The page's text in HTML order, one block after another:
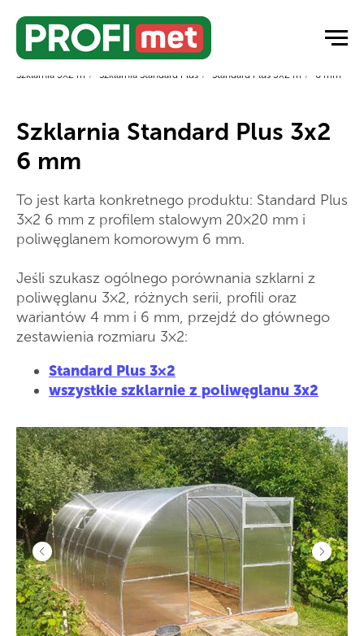
Strona główna Szklarnie ogrodowe / Szklarnie z poliwęglanu
Szklarnia 3×2 m / Szklarnia Standard Plus / Standard Plus 3×2 m / 6 mm
Szklarnia Standard Plus 3x2
6 mm
To jest karta konkretnego produktu: Standard Plus
3×2 6 mm z profilem stalowym 20×20 mm i
poliwęglanem komorowym 6 mm.
Jeśli szukasz ogólnego porównania szklarni z
poliwęglanu 3×2, różnych serii, profili oraz
wariantów 4 mm i 6 mm, przejdź do głównego
zestawienia rozmiaru 3×2:
Standard Plus 3×2
wszystkie szklarnie z poliwęglanu 3x2